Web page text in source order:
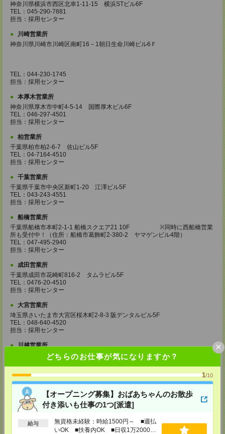
どちらのお仕事が気になりますか？
1/10
【オープニング募集】おばあちゃんのお散歩
付き添いも仕事の1つ[派遣]
給与
無資格未経験：時給1500円～ ■週払
いOK ■扶養内OK ■日収1万2000円
×
神奈川県横浜市西区北幸1-11-15 横浜STビル6F
TEL：045-290-7881
担当：採用センター
川崎営業所
神奈川県川崎市川崎区南町16－1朝日生命川崎ビル6Ｆ
TEL：044-230-1745
担当：採用センター
本厚木営業所
神奈川県厚木市中町4-5-14 国際厚木ビル6F
TEL：046-297-4501
担当：採用センター
柏営業所
千葉県柏市柏2-6-7 佐山ビル5F
TEL：04-7164-4510
担当：採用センター
千葉営業所
千葉県千葉市中央区新町1-20 江澤ビル5F
TEL：043-243-4551
担当：採用センター
船橋営業所
千葉県船橋市本町2-1-1 船橋スクエア21 10F ※同時に西船橋営業
所も受付中！（住所：船橋市葛飾町2-380-2 ヤマゲンビル4階）
TEL：047-495-2940
担当：採用センター
成田営業所
千葉県成田市花崎町816-2 タムラビル5F
TEL：0476-20-4510
担当：採用センター
大宮営業所
埼玉県さいたま市大宮区桜木町2-8-3 阪デンタルビル5F
TEL：048-640-4520
担当：採用センター
川越営業所
埼玉県川越市脇田本町11-1 川越シティービル6F
TEL：049-238-7117
越谷営業所
埼玉県越谷市南越谷1-16-8 イーストサンビル5 5F
TEL：048-990-4510
担当：採用センター
錦糸町営業所